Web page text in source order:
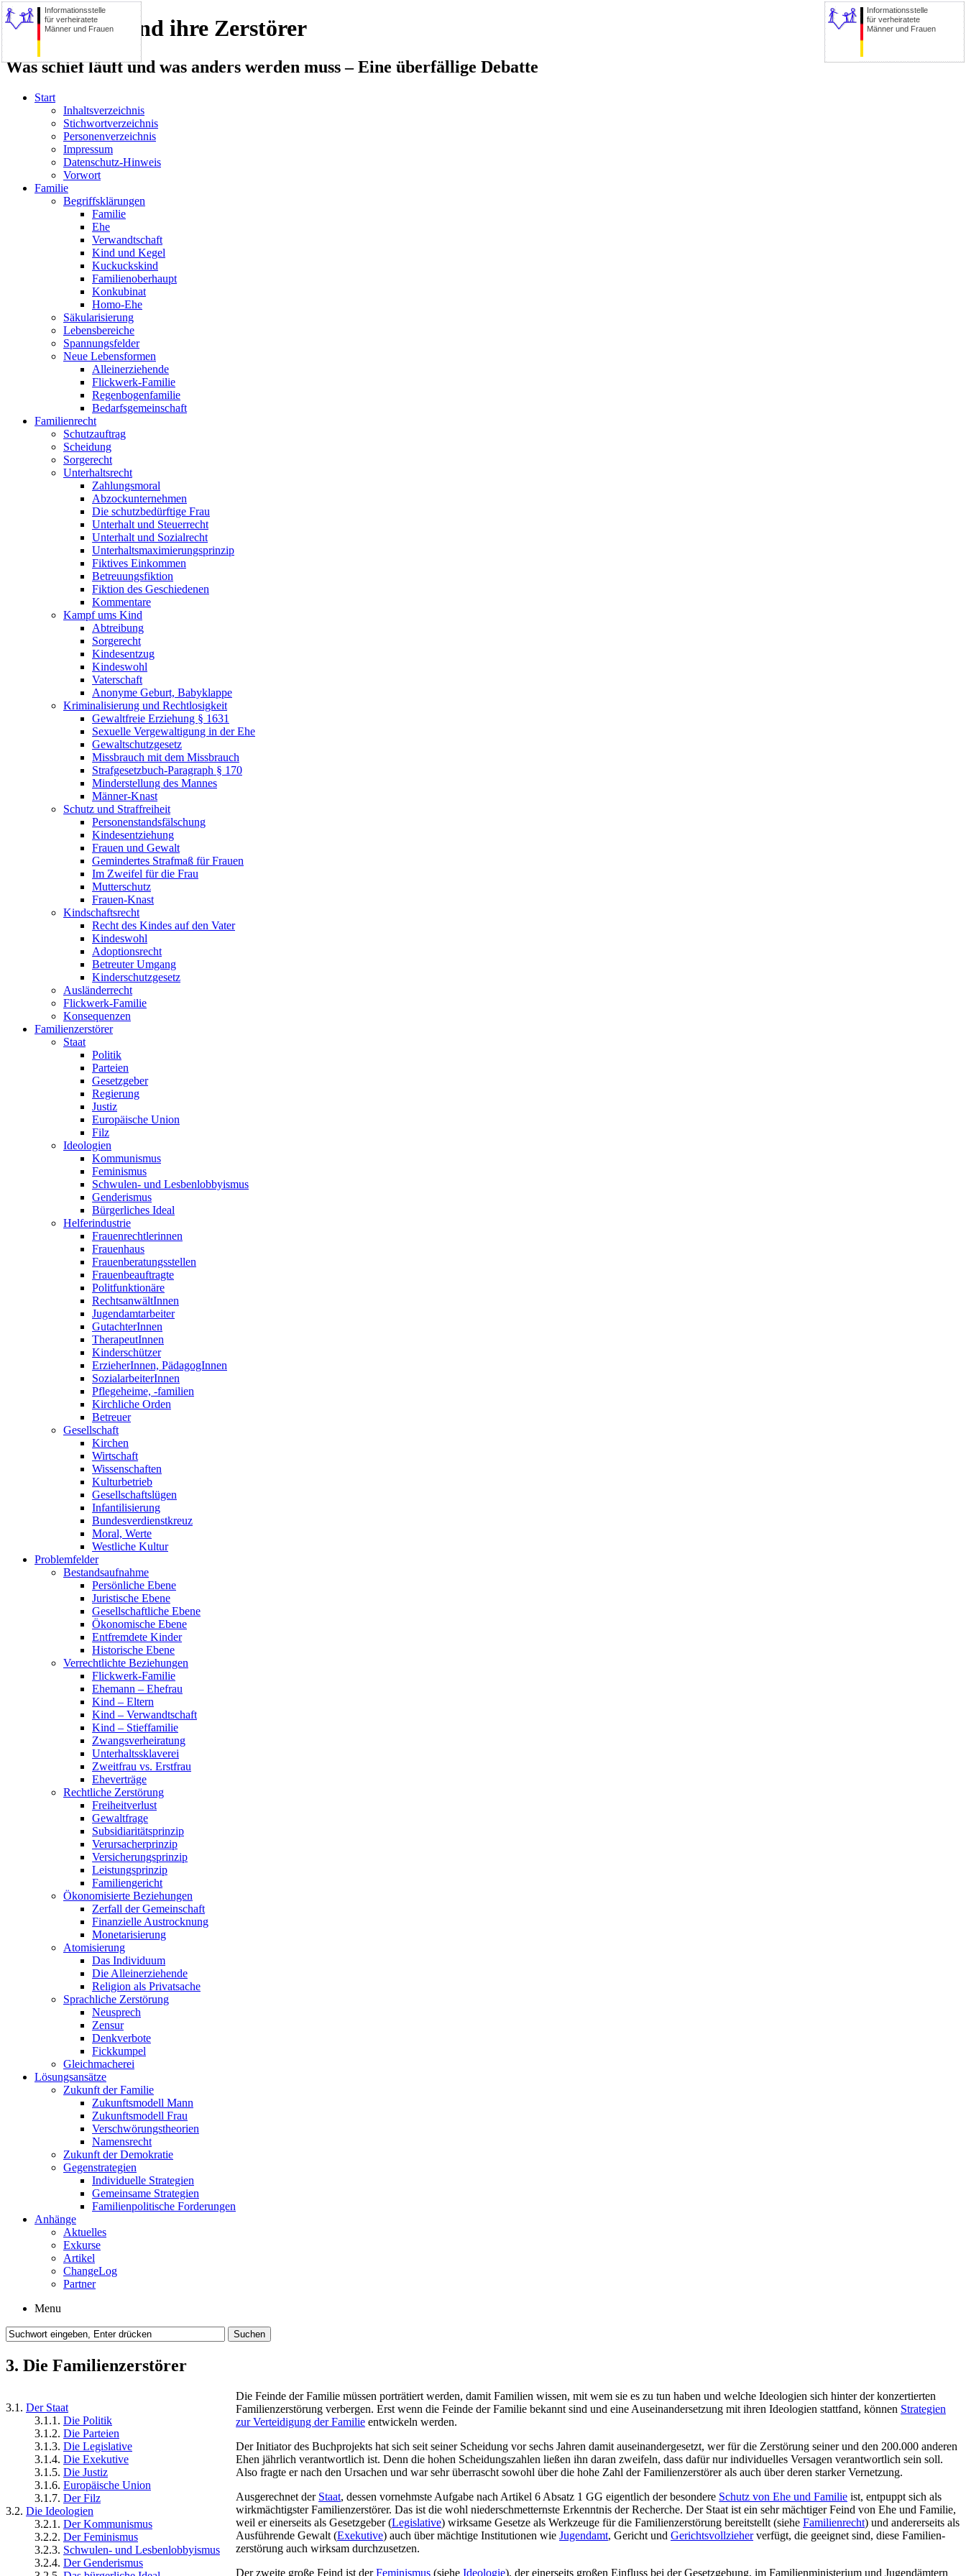
Informationsstelle
für verheiratete
Männer und Frauen
Die Familie und ihre Zerstörer
Was schief läuft und was anders werden muss – Eine überfällige Debatte
Informationsstelle
für verheiratete
Männer und Frauen
Start
Inhaltsverzeichnis
Stichwortverzeichnis
Personenverzeichnis
Impressum
Datenschutz-Hinweis
Vorwort
Familie
Begriffsklärungen
Familie
Ehe
Verwandtschaft
Kind und Kegel
Kuckuckskind
Familienoberhaupt
Konkubinat
Homo-Ehe
Säkularisierung
Lebensbereiche
Spannungsfelder
Neue Lebensformen
Alleinerziehende
Flickwerk-Familie
Regenbogenfamilie
Bedarfsgemeinschaft
Familienrecht
Schutzauftrag
Scheidung
Sorgerecht
Unterhaltsrecht
Zahlungsmoral
Abzockunternehmen
Die schutzbedürftige Frau
Unterhalt und Steuerrecht
Unterhalt und Sozialrecht
Unterhaltsmaximierungsprinzip
Fiktives Einkommen
Betreuungsfiktion
Fiktion des Geschiedenen
Kommentare
Kampf ums Kind
Abtreibung
Sorgerecht
Kindesentzug
Kindeswohl
Vaterschaft
Anonyme Geburt, Babyklappe
Kriminalisierung und Rechtlosigkeit
Gewaltfreie Erziehung § 1631
Sexuelle Vergewaltigung in der Ehe
Gewaltschutzgesetz
Missbrauch mit dem Missbrauch
Strafgesetzbuch-Paragraph § 170
Minderstellung des Mannes
Männer-Knast
Schutz und Straffreiheit
Personenstandsfälschung
Kindesentziehung
Frauen und Gewalt
Gemindertes Strafmaß für Frauen
Im Zweifel für die Frau
Mutterschutz
Frauen-Knast
Kindschaftsrecht
Recht des Kindes auf den Vater
Kindeswohl
Adoptionsrecht
Betreuter Umgang
Kinderschutzgesetz
Ausländerrecht
Flickwerk-Familie
Konsequenzen
Familienzerstörer
Staat
Politik
Parteien
Gesetzgeber
Regierung
Justiz
Europäische Union
Filz
Ideologien
Kommunismus
Feminismus
Schwulen- und Lesbenlobbyismus
Genderismus
Bürgerliches Ideal
Helferindustrie
Frauenrechtlerinnen
Frauenhaus
Frauenberatungsstellen
Frauenbeauftragte
Politfunktionäre
RechtsanwältInnen
Jugendamtarbeiter
GutachterInnen
TherapeutInnen
Kinderschützer
ErzieherInnen, PädagogInnen
SozialarbeiterInnen
Pflegeheime, -familien
Kirchliche Orden
Betreuer
Gesellschaft
Kirchen
Wirtschaft
Wissenschaften
Kulturbetrieb
Gesellschaftslügen
Infantilisierung
Bundesverdienstkreuz
Moral, Werte
Westliche Kultur
Problemfelder
Bestandsaufnahme
Persönliche Ebene
Juristische Ebene
Gesellschaftliche Ebene
Ökonomische Ebene
Entfremdete Kinder
Historische Ebene
Verrechtlichte Beziehungen
Flickwerk-Familie
Ehemann – Ehefrau
Kind – Eltern
Kind – Verwandtschaft
Kind – Stieffamilie
Zwangsverheiratung
Unterhaltssklaverei
Zweitfrau vs. Erstfrau
Eheverträge
Rechtliche Zerstörung
Freiheitverlust
Gewaltfrage
Subsidiaritätsprinzip
Verursacherprinzip
Versicherungsprinzip
Leistungsprinzip
Familiengericht
Ökonomisierte Beziehungen
Zerfall der Gemeinschaft
Finanzielle Austrocknung
Monetarisierung
Atomisierung
Das Individuum
Die Alleinerziehende
Religion als Privatsache
Sprachliche Zerstörung
Neusprech
Zensur
Denkverbote
Fickkumpel
Gleichmacherei
Lösungsansätze
Zukunft der Familie
Zukunftsmodell Mann
Zukunftsmodell Frau
Verschwörungstheorien
Namensrecht
Zukunft der Demokratie
Gegenstrategien
Individuelle Strategien
Gemeinsame Strategien
Familienpolitische Forderungen
Anhänge
Aktuelles
Exkurse
Artikel
ChangeLog
Partner
Menu
3. Die Familienzerstörer
3.1. Der Staat
3.1.1. Die Politik
3.1.2. Die Parteien
3.1.3. Die Legislative
3.1.4. Die Exekutive
3.1.5. Die Justiz
3.1.6. Europäische Union
3.1.7. Der Filz
3.2. Die Ideologien
3.2.1. Der Kommunismus
3.2.2. Der Feminismus
3.2.3. Schwulen- und Lesben­lobbyismus
3.2.4. Der Genderismus
Die Feinde der Familie müssen porträtiert werden, damit Familien wissen, mit wem sie es zu tun haben und welche Ideologien sich hinter der konzertierten
Familien­zerstörung verbergen. Erst wenn die Feinde der Familie bekannt sind und eine Ausein­ander­setzung mit ihren Ideologien stattfand, können Strategien
zur Verteidigung der Familie entwickeln werden.
Der Initiator des Buchprojekts hat sich seit seiner Scheidung vor sechs Jahren damit ausein­ander­gesetzt, wer für die Zerstörung seiner und den 200.000 anderen
Ehen jährlich verantwortlich ist. Denn die hohen Scheidungs­zahlen ließen ihn daran zweifeln, dass dafür nur individuelles Versagen verantwortlich sein soll.
Also fragte er nach den Ursachen und war sehr überrascht sowohl über die hohe Zahl der Familien­zerstörer als auch über deren starker Vernetzung.
Ausgerechnet der Staat, dessen vornehmste Aufgabe nach Artikel 6 Absatz 1 GG eigentlich der besondere Schutz von Ehe und Familie ist, entpuppt sich als
wirkmächtigster Familien­zerstörer. Das ist die wohl nieder­schmetternste Erkenntnis der Recherche. Der Staat ist ein sehr mächtiger Feind von Ehe und Familie,
weil er einerseits als Gesetzgeber (Legislative) wirksame Gesetze als Werkzeuge für die Familien­zerstörung bereitstellt (siehe Familienrecht) und andererseits als
Ausführende Gewalt (Exekutive) auch über mächtige Institutionen wie Jugendamt, Gericht und Gerichts­voll­zieherverfügt, die geeignet sind, diese Familien­
zerstörung auch wirksam durchzusetzen.
Der zweite große Feind ist derFeminismus (siehe Ideologie), der einerseits großen Einfluss bei der Gesetzgebung, im Familien­ministerium und Jugendämtern